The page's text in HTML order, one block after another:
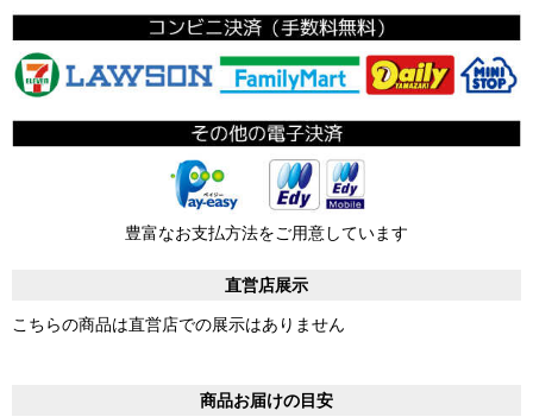
豊富なお支払方法をご用意しています
直営店展示
こちらの商品は直営店での展示はありません
商品お届けの目安